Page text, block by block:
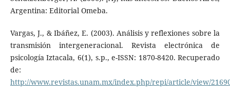
Argentina: Editorial Omeba.
Vargas, J., & Ibáñez, E. (2003). Análisis y reflexiones sobre la
transmisión intergeneracional. Revista electrónica de
psicología Iztacala, 6(1), s.p., e-ISSN: 1870-8420. Recuperado
de:
http://www.revistas.unam.mx/index.php/repi/article/view/